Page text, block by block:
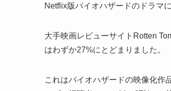
Netflix版バイオハザードのドラマ
大手映画レビューサイトRotten
はわずか27%にとどまりました。
これはバイオハザードの映像化作